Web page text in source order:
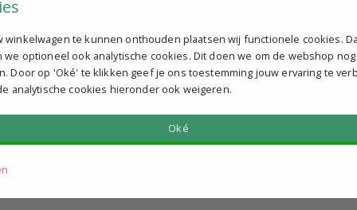
BTW p.st.
verzonden
Bekijk staffelkorting
Vandaag verzonden
winkelwagen te kunnen onthouden plaatsen wij functionele cookies.
we optioneel ook analytische cookies. Dit doen we om de webshop
Door op 'Oké' te klikken geef je ons toestemming jouw ervaring te
analytische cookies hieronder ook weigeren.
Oké